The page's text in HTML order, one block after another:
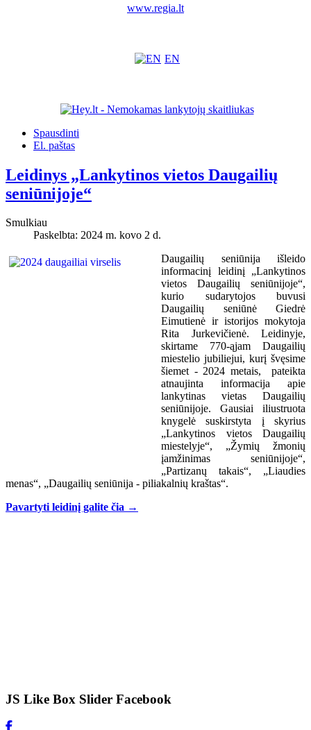
www.regia.lt
EN
Spausdinti
El. paštas
Leidinys „Lankytinos vietos Daugailių
seniūnijoje“
Smulkiau
Paskelbta: 2024 m. kovo 2 d.
Daugailių seniūnija išleido
informacinį leidinį „Lankytinos
vietos Daugailių seniūnijoje“,
kurio sudarytojos buvusi
Daugailių seniūnė Giedrė
Eimutienė ir istorijos mokytoja
Rita Jurkevičienė. Leidinyje,
skirtame 770-ąjam Daugailių
miestelio jubiliejui, kurį švęsime
šiemet - 2024 metais, pateikta
atnaujinta informacija apie
lankytinas vietas Daugailių
seniūnijoje. Gausiai iliustruota
knygelė suskirstyta į skyrius
„Lankytinos vietos Daugailių
miestelyje“, „Žymių žmonių
įamžinimas seniūnijoje“,
„Partizanų takais“, „Liaudies
menas“, „Daugailių seniūnija - piliakalnių kraštas“.
Pavartyti leidinį galite čia →
JS Like Box Slider Facebook